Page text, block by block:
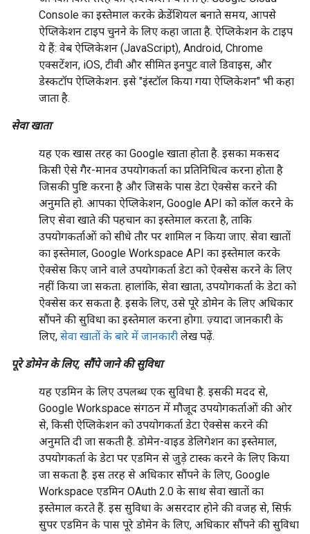
Console का इस्तेमाल करके क्रेडेंशियल बनाते समय, आपसे
ऐप्लिकेशन टाइप चुनने के लिए कहा जाता है. ऐप्लिकेशन के टाइप
ये हैं: वेब ऐप्लिकेशन (JavaScript), Android, Chrome
एक्सटेंशन, iOS, टीवी और सीमित इनपुट वाले डिवाइस, और
डेस्कटॉप ऐप्लिकेशन. इसे "इंस्टॉल किया गया ऐप्लिकेशन" भी कहा
जाता है.
सेवा खाता
यह एक खास तरह का Google खाता होता है. इसका मकसद
किसी ऐसे गैर-मानव उपयोगकर्ता का प्रतिनिधित्व करना होता है
जिसकी पुष्टि करना है और जिसके पास डेटा ऐक्सेस करने की
अनुमति हो. आपका ऐप्लिकेशन, Google API को कॉल करने के
लिए सेवा खाते की पहचान का इस्तेमाल करता है, ताकि
उपयोगकर्ताओं को सीधे तौर पर शामिल न किया जाए. सेवा खातों
का इस्तेमाल, Google Workspace API का इस्तेमाल करके
ऐक्सेस किए जाने वाले उपयोगकर्ता डेटा को ऐक्सेस करने के लिए
नहीं किया जा सकता. हालांकि, सेवा खाता, उपयोगकर्ता के डेटा को
ऐक्सेस कर सकता है. इसके लिए, उसे पूरे डोमेन के लिए अधिकार
सौंपने की सुविधा का इस्तेमाल करना होगा. ज़्यादा जानकारी के
लिए, सेवा खातों के बारे में जानकारी लेख पढ़ें.
पूरे डोमेन के लिए, सौंपे जाने की सुविधा
यह एडमिन के लिए उपलब्ध एक सुविधा है. इसकी मदद से,
Google Workspace संगठन में मौजूद उपयोगकर्ताओं की ओर
से, किसी ऐप्लिकेशन को उपयोगकर्ता डेटा ऐक्सेस करने की
अनुमति दी जा सकती है. डोमेन-वाइड डेलिगेशन का इस्तेमाल,
उपयोगकर्ता के डेटा पर एडमिन से जुड़े टास्क करने के लिए किया
जा सकता है. इस तरह से अधिकार सौंपने के लिए, Google
Workspace एडमिन OAuth 2.0 के साथ सेवा खातों का
इस्तेमाल करते हैं. इस सुविधा के असरदार होने की वजह से, सिर्फ़
सुपर एडमिन के पास पूरे डोमेन के लिए, अधिकार सौंपने की सुविधा